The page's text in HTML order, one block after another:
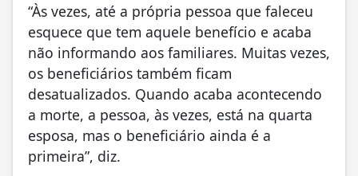
“Às vezes, até a própria pessoa que faleceu
esquece que tem aquele benefício e acaba
não informando aos familiares. Muitas vezes,
os beneficiários também ficam
desatualizados. Quando acaba acontecendo
a morte, a pessoa, às vezes, está na quarta
esposa, mas o beneficiário ainda é a
primeira”, diz.